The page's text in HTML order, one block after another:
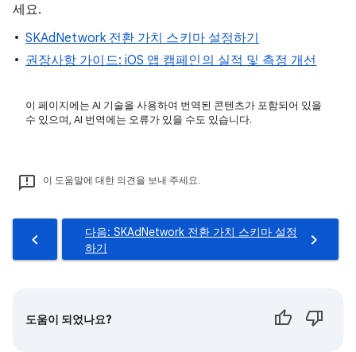
세요.
SKAdNetwork 전환 가치 스키마 설정하기
권장사항 가이드: iOS 앱 캠페인의 실적 및 측정 개선
이 페이지에는 AI 기술을 사용하여 번역된 콘텐츠가 포함되어 있을
수 있으며, AI 번역에는 오류가 있을 수도 있습니다.
이 도움말에 대한 의견을 보내 주세요.
다음: SKAdNetwork 전환 가치 스키마 설정
하기
도움이 되었나요?